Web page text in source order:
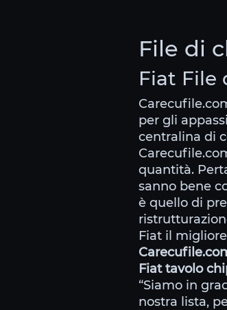
File di
Fiat File
per gli
centralina di
quantità.
sanno bene
è quello di
Fiat il
Fiat tavolo
“Siamo in
nostra lista,